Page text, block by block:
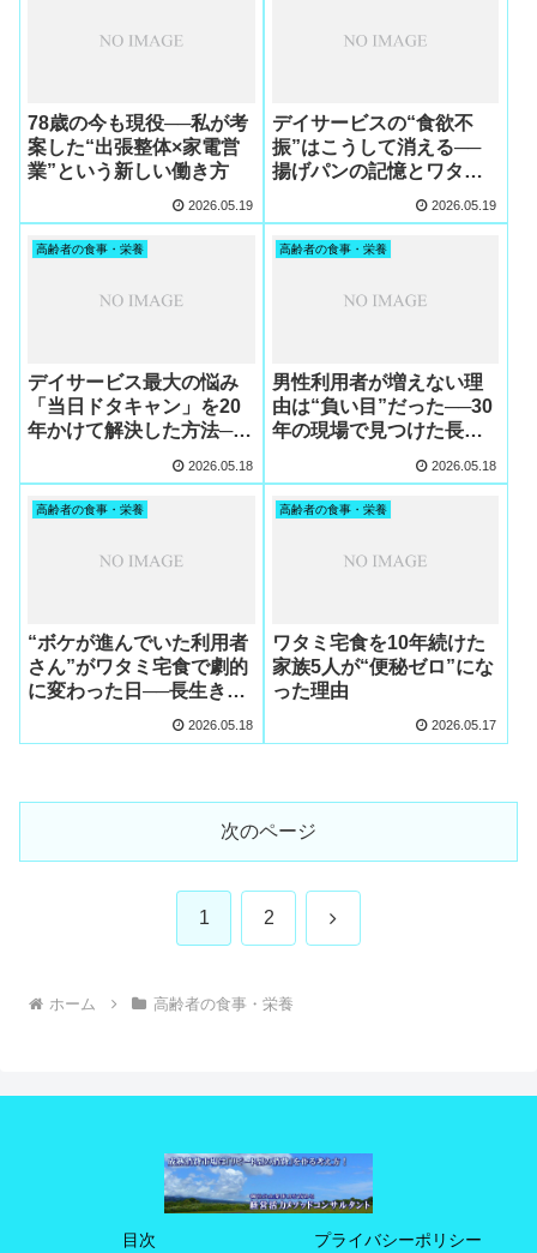
78歳の今も現役──私が考
案した“出張整体×家電営
業”という新しい働き方
2026.05.19
デイサービスの“食欲不
振”はこうして消える──
揚げパンの記憶とワタミ
宅食が生んだ奇跡の改善
法
2026.05.19
高齢者の食事・栄養
デイサービス最大の悩み
「当日ドタキャン」を20
年かけて解決した方法──
フ整体だった
2026.05.18
高齢者の食事・栄養
男性利用者が増えない理
由は“負い目”だった──30
年の現場で見つけた長寿
んだ集客法
2026.05.18
高齢者の食事・栄養
“ボケが進んでいた利用者
さん”がワタミ宅食で劇的
に変わった日──長生きの
秘訣が人を救った実話
2026.05.18
高齢者の食事・栄養
ワタミ宅食を10年続けた
家族5人が“便秘ゼロ”にな
った理由
2026.05.17
次のページ
1 2 次
ホーム 高齢者の食事・栄養
目次 プライバシーポリシー